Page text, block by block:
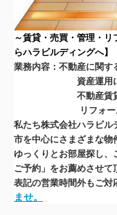
～賃貸・売買・管理・
らハラビルディングへ】
業務内容：不動産に関す
資産運用に関す
不動産賃貸
リフォーム・
私たち株式会社ハラビル
市を中心にさまざまな物
ゆっくりとお部屋探し、
ご予約」をお薦めさせて
表記の営業時間外もご対
ませ。